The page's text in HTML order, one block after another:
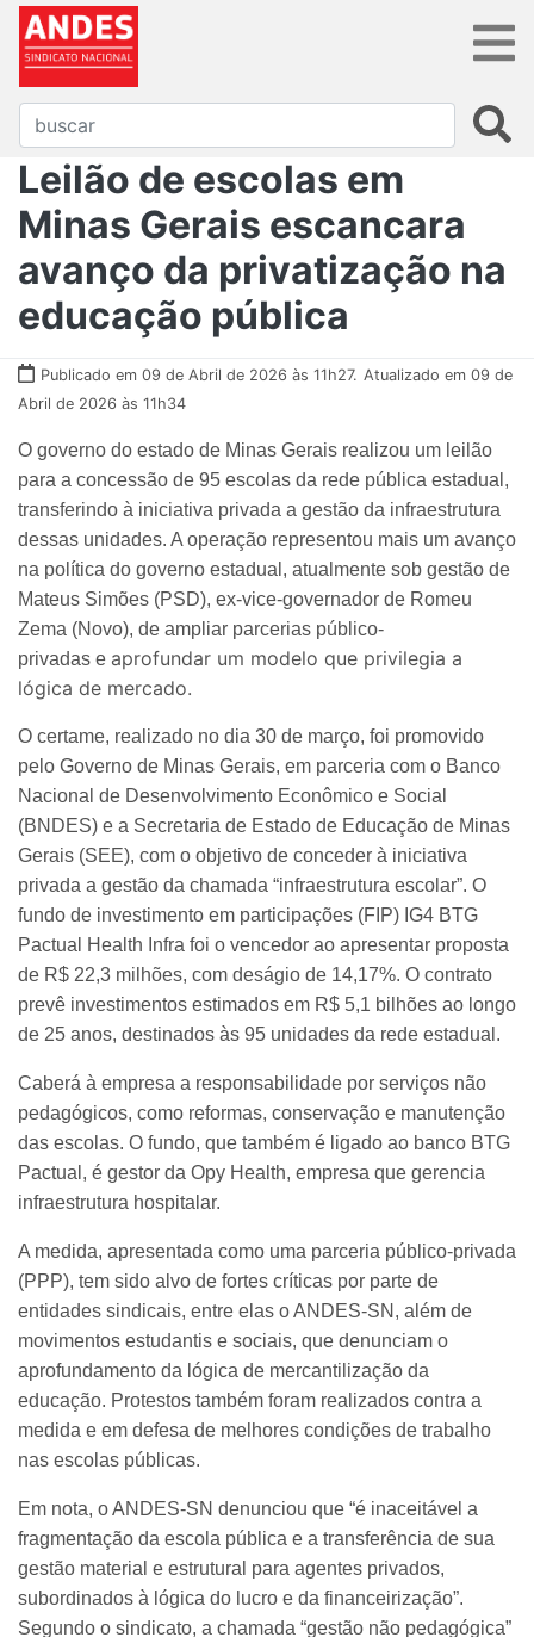
Leilão de escolas em
Minas Gerais escancara
avanço da privatização na
educação pública
Publicado em 09 de Abril de 2026 às 11h27. Atualizado em 09 de
Abril de 2026 às 11h34
O governo do estado de Minas Gerais realizou um leilão
para a concessão de 95 escolas da rede pública estadual,
transferindo à iniciativa privada a gestão da infraestrutura
dessas unidades. A operação representou mais um avanço
na política do governo estadual, atualmente sob gestão de
Mateus Simões (PSD), ex-vice-governador de Romeu
Zema (Novo), de ampliar parcerias público-
privadas e aprofundar um modelo que privilegia a
lógica de mercado.
O certame, realizado no dia 30 de março, foi promovido
pelo Governo de Minas Gerais, em parceria com o Banco
Nacional de Desenvolvimento Econômico e Social
(BNDES) e a Secretaria de Estado de Educação de Minas
Gerais (SEE), com o objetivo de conceder à iniciativa
privada a gestão da chamada “infraestrutura escolar”. O
fundo de investimento em participações (FIP) IG4 BTG
Pactual Health Infra foi o vencedor ao apresentar proposta
de R$ 22,3 milhões, com deságio de 14,17%. O contrato
prevê investimentos estimados em R$ 5,1 bilhões ao longo
de 25 anos, destinados às 95 unidades da rede estadual.
Caberá à empresa a responsabilidade por serviços não
pedagógicos, como reformas, conservação e manutenção
das escolas. O fundo, que também é ligado ao banco BTG
Pactual, é gestor da Opy Health, empresa que gerencia
infraestrutura hospitalar.
A medida, apresentada como uma parceria público-privada
(PPP), tem sido alvo de fortes críticas por parte de
entidades sindicais, entre elas o ANDES-SN, além de
movimentos estudantis e sociais, que denunciam o
aprofundamento da lógica de mercantilização da
educação. Protestos também foram realizados contra a
medida e em defesa de melhores condições de trabalho
nas escolas públicas.
Em nota, o ANDES-SN denunciou que “é inaceitável a
fragmentação da escola pública e a transferência de sua
gestão material e estrutural para agentes privados,
subordinados à lógica do lucro e da financeirização”.
Segundo o sindicato, a chamada “gestão não pedagógica”